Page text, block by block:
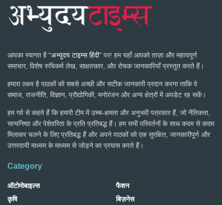
आपका स्वागत है “अभ्युदय टाइम्स हिंदी” पर! हम यहाँ आपको ताज़ा और महत्वपूर्ण
समाचार, विशेष रुचिकर्म लेख, साक्षात्कार, और रोचक जानकारियाँ प्रस्तुत करते हैं।
हमारा लक्ष्य है पाठकों को सबसे अच्छी और सटीक जानकारी प्रदान करना ताकि वे
समाज, राजनीति, विज्ञान, प्रौद्योगिकी, मनोरंजन और अन्य क्षेत्रों में अपडेट रह सकें।
हम गर्व से कहते हैं कि हमारी टीम में उच्च-क्षमता और अनुभवी पत्रकार हैं, जो नैतिकता,
सत्यनिष्ठा और पेशेवरिता के प्रति प्रतिबद्ध हैं। हम सभी परिवर्तनों के साथ कदम से कदम
मिलाकर चलने के लिए प्रतिबद्ध हैं और अपने पाठकों को एक सुरक्षित, जानकारीपूर्ण और
उत्तरदायी माध्यम के माध्यम से जोड़ने का प्रयास करते हैं।
Category
ऑटोमोबाइल्स
कृषि
फैशन
बिज़नेस